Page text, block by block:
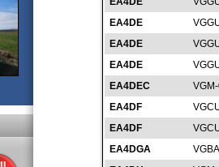
EA4DE
EA4DE
EA4DE
EA4DEC
EA4DF
EA4DF
EA4DGA